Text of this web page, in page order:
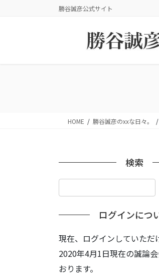
勝谷誠彦公式サイト
HOME 勝谷誠彦のxxな日々。
検索
ログインにつ
現在、ログインしていただ
2020年4月1日現在の誠論
おります。